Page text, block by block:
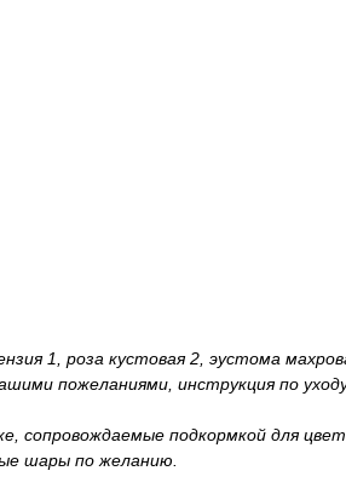
1, роза кустовая 2, эустома
пожеланиями, инструкция по
подкормкой для
шары по желанию.